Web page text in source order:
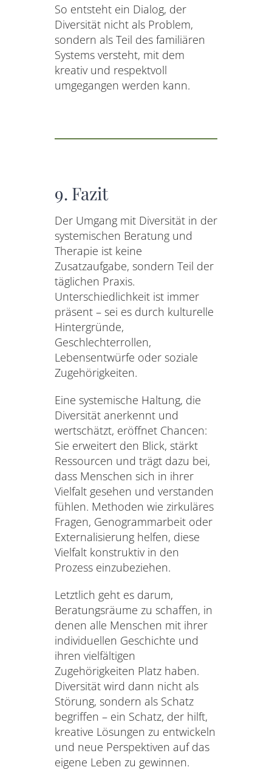
So entsteht ein Dialog, der
Diversität nicht als Problem,
sondern als Teil des familiären
Systems versteht, mit dem
kreativ und respektvoll
umgegangen werden kann.
9. Fazit
Der Umgang mit Diversität in der
systemischen Beratung und
Therapie ist keine
Zusatzaufgabe, sondern Teil der
täglichen Praxis.
Unterschiedlichkeit ist immer
präsent – sei es durch kulturelle
Hintergründe,
Geschlechterrollen,
Lebensentwürfe oder soziale
Zugehörigkeiten.
Eine systemische Haltung, die
Diversität anerkennt und
wertschätzt, eröffnet Chancen:
Sie erweitert den Blick, stärkt
Ressourcen und trägt dazu bei,
dass Menschen sich in ihrer
Vielfalt gesehen und verstanden
fühlen. Methoden wie zirkuläres
Fragen, Genogrammarbeit oder
Externalisierung helfen, diese
Vielfalt konstruktiv in den
Prozess einzubeziehen.
Letztlich geht es darum,
Beratungsräume zu schaffen, in
denen alle Menschen mit ihrer
individuellen Geschichte und
ihren vielfältigen
Zugehörigkeiten Platz haben.
Diversität wird dann nicht als
Störung, sondern als Schatz
begriffen – ein Schatz, der hilft,
kreative Lösungen zu entwickeln
und neue Perspektiven auf das
eigene Leben zu gewinnen.